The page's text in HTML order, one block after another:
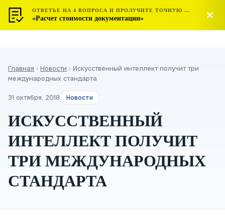
МОСТЕСТ
ЦЕНТР СЕРТИФИКАЦИИ
Главная › Новости › Искусственный интеллект получит три
международных стандарта
31 октября, 2018 Новости
ИСКУССТВЕННЫЙ
ИНТЕЛЛЕКТ ПОЛУЧИТ
ТРИ МЕЖДУНАРОДНЫХ
СТАНДАРТА
ОТВЕТЬЕ НА 4 ВОПРОСА И ПРОЛУЧИТЕ ТОЧНУЮ СТОИМОСТЬ
«Расчет стоимости документации»